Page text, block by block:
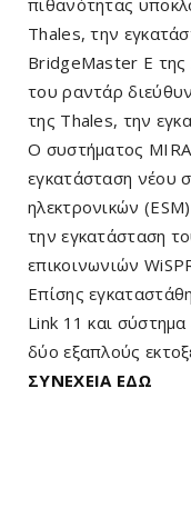
Thales, την
BridgeMaster E της
του ραντάρ
της Thales, την
Ο συστήματος
εγκατάσταση νέου
ηλεκτρονικών
την εγκατάσταση
επικοινωνιών
Επίσης
Link 11 και
δύο εξαπλούς
ΣΥΝΕΧΕΙΑ ΕΔΩ